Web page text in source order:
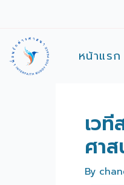
content
หน้าแรก
เว
ศา
By